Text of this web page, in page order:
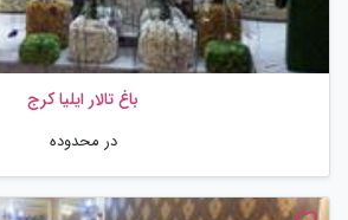
باغ تالار ایلیا کرج
در محدوده